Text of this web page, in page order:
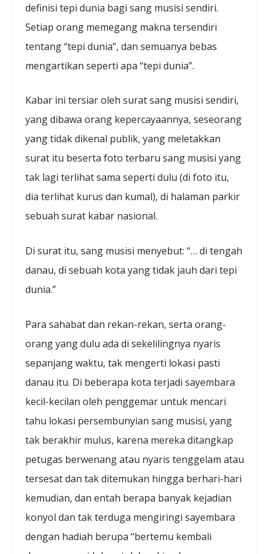
definisi tepi dunia bagi sang musisi sendiri.
Setiap orang memegang makna tersendiri
tentang “tepi dunia”, dan semuanya bebas
mengartikan seperti apa “tepi dunia”.
Kabar ini tersiar oleh surat sang musisi sendiri,
yang dibawa orang kepercayaannya, seseorang
yang tidak dikenal publik, yang meletakkan
surat itu beserta foto terbaru sang musisi yang
tak lagi terlihat sama seperti dulu (di foto itu,
dia terlihat kurus dan kumal), di halaman parkir
sebuah surat kabar nasional.
Di surat itu, sang musisi menyebut: “… di tengah
danau, di sebuah kota yang tidak jauh dari tepi
dunia.”
Para sahabat dan rekan-rekan, serta orang-
orang yang dulu ada di sekelilingnya nyaris
sepanjang waktu, tak mengerti lokasi pasti
danau itu. Di beberapa kota terjadi sayembara
kecil-kecilan oleh penggemar untuk mencari
tahu lokasi persembunyian sang musisi, yang
tak berakhir mulus, karena mereka ditangkap
petugas berwenang atau nyaris tenggelam atau
tersesat dan tak ditemukan hingga berhari-hari
kemudian, dan entah berapa banyak kejadian
konyol dan tak terduga mengiringi sayembara
dengan hadiah berupa “bertemu kembali